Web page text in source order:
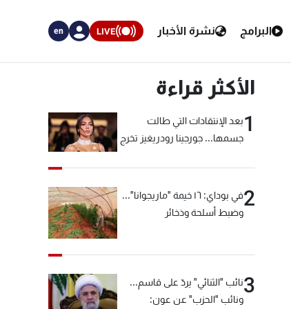
البرامج نشرة الأخبار LIVE
en
الأكثر قراءة
1بعد الإنتقادات التي طالت
جسمها... جورجينا رودريغيز تخرج
2
في بوداي: ١٦ خيمة "ماريجوانا"...
وضبط أسلحة وذخائر
3نائب "الثنائي" يردّ على قاسم...
ونائب "الحزب" عن عون: